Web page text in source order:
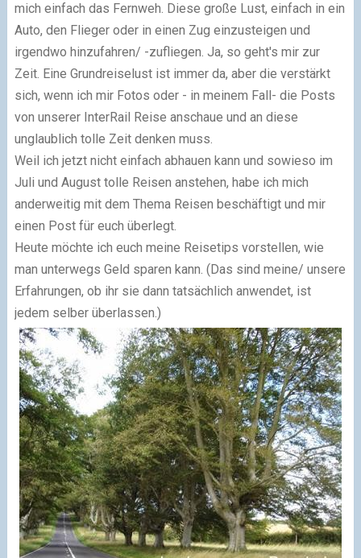
mich einfach das Fernweh. Diese große Lust, einfach in ein
Auto, den Flieger oder in einen Zug einzusteigen und
irgendwo hinzufahren/ -zufliegen. Ja, so geht's mir zur
Zeit. Eine Grundreiselust ist immer da, aber die verstärkt
sich, wenn ich mir Fotos oder - in meinem Fall- die Posts
von unserer InterRail Reise anschaue und an diese
unglaublich tolle Zeit denken muss.
Weil ich jetzt nicht einfach abhauen kann und sowieso im
Juli und August tolle Reisen anstehen, habe ich mich
anderweitig mit dem Thema Reisen beschäftigt und mir
einen Post für euch überlegt.
Heute möchte ich euch meine Reisetips vorstellen, wie
man unterwegs Geld sparen kann. (Das sind meine/ unsere
Erfahrungen, ob ihr sie dann tatsächlich anwendet, ist
jedem selber überlassen.)